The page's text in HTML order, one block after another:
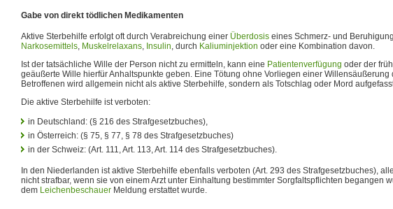
Gabe von direkt tödlichen Medikamenten
Aktive Sterbehilfe erfolgt oft durch Verabreichung einer Überdosis eines Schmerz- und
Narkosemittels, Muskelrelaxans, Insulin, durch Kaliuminjektion oder eine Kombination davon.
Ist der tatsächliche Wille der Person nicht zu ermitteln, kann eine Patientenverfügung oder der
geäußerte Wille hierfür Anhaltspunkte geben. Eine Tötung ohne Vorliegen einer Willensäußerung
Betroffenen wird allgemein nicht als aktive Sterbehilfe, sondern als Totschlag oder Mord
Die aktive Sterbehilfe ist verboten:
in Deutschland: (§ 216 des Strafgesetzbuches),
in Österreich: (§ 75, § 77, § 78 des Strafgesetzbuches)
in der Schweiz: (Art. 111,Art. 113,Art. 114 des Strafgesetzbuches).
In den Niederlanden ist aktive Sterbehilfe ebenfalls verboten (Art. 293 des Strafgesetzbuches),
nicht strafbar, wenn sie von einem Arzt unter Einhaltung bestimmter Sorgfaltspflichten begangen
dem Leichenbeschauer Meldung erstattet wurde.